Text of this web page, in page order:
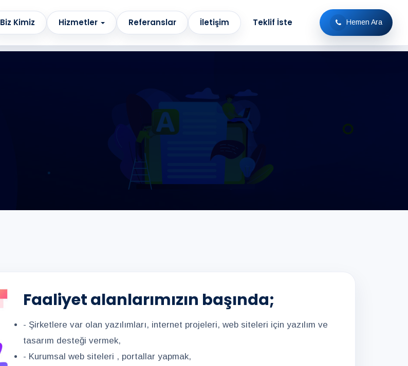
Biz Kimiz Hizmetler Referanslar İletişim Teklif İste Hemen Ara
Faaliyet alanlarımızın başında;
- Şirketlere var olan yazılımları, internet projeleri, web siteleri için yazılım ve
tasarım desteği vermek,
- Kurumsal web siteleri , portallar yapmak,